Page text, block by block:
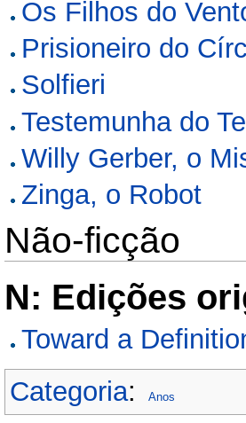
Os Filhos do
Prisioneiro do
Solfieri
Testemunha do
Willy Gerber, o
Zinga, o Robot
Não-ficção
N: Edições
Toward a
Categoria: Anos